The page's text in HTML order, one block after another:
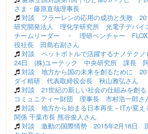
さま・藤原直哉理事長
対談 フラーレンの応用の成功と失敗
研究開発法人 理化学研究所 光電子デバイ
チームリーダー ・ 理研ベンチャー
役社長 田島右副さん
対談 ペットボトルで活躍するナノテク
24日 (株)ユーテック 中央研究所 課長 阿
対談 地方から国の未来を創るために
ダイ精研 代表取締役会長 秋山雅弘さん
対談 21世紀の新しい社会の仕組みを創
コミュニティー財団 理事長 市村浩一郎さ
対談 地方から始まる日本再生－ITが変え
関係 千葉市長 熊谷俊人さん
対談 激動の国際情勢 2015年2月16日